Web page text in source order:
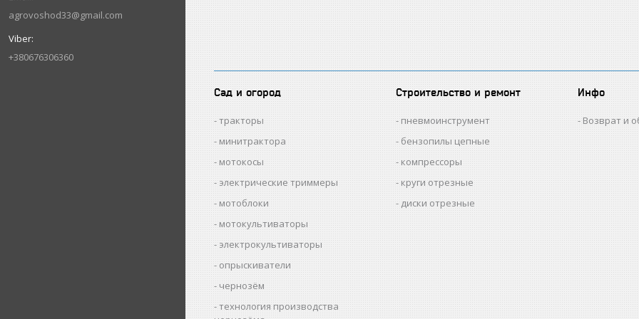
agrovoshod33@gmail.com
+380676306360
Сад и огород
тракторы
минитрактора
мотокосы
электрические триммеры
мотоблоки
мотокультиваторы
электрокультиваторы
опрыскиватели
чернозём
технология производства
Строительство и ремонт
пневмоинструмент
бензопилы цепные
компрессоры
круги отрезные
диски отрезные
Инфо
Возврат и